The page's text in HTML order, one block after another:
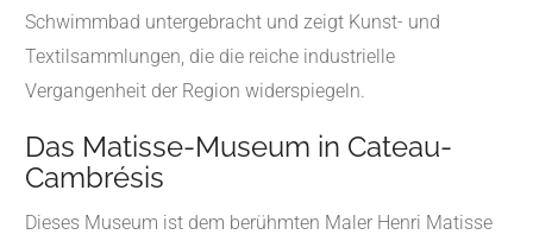
Schwimmbad untergebracht und zeigt Kunst- und
Textilsammlungen, die die reiche industrielle
Vergangenheit der Region widerspiegeln.
Das Matisse-Museum in Cateau-
Cambrésis
Dieses Museum ist dem berühmten Maler Henri Matisse